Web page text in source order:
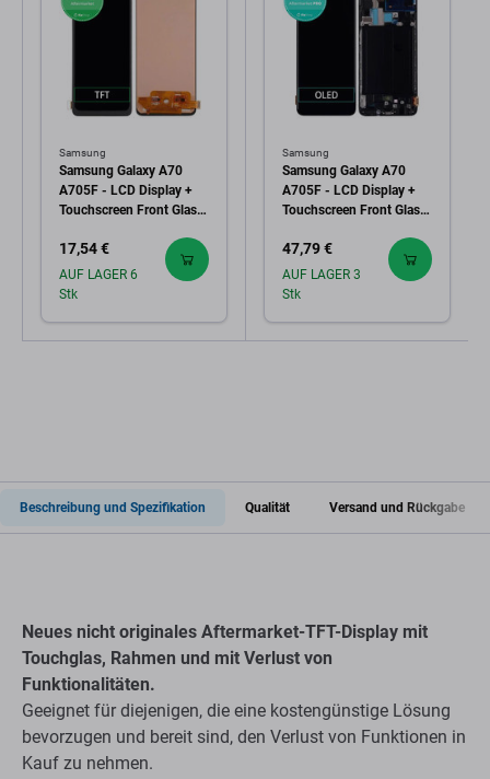
Samsung
Samsung Galaxy A70
A705F - LCD Display +
Touchscreen Front Glas
17,54 €
AUF LAGER 6
Stk
Samsung
Samsung Galaxy A70
A705F - LCD Display +
Touchscreen Front Glas +
47,79 €
AUF LAGER 3
Stk
Beschreibung und Spezifikation Qualität Versand und Rückgabe
Neues nicht originales Aftermarket-TFT-Display mit
Touchglas, Rahmen und mit Verlust von
Funktionalitäten.
Geeignet für diejenigen, die eine kostengünstige Lösung
bevorzugen und bereit sind, den Verlust von Funktionen in
Kauf zu nehmen.